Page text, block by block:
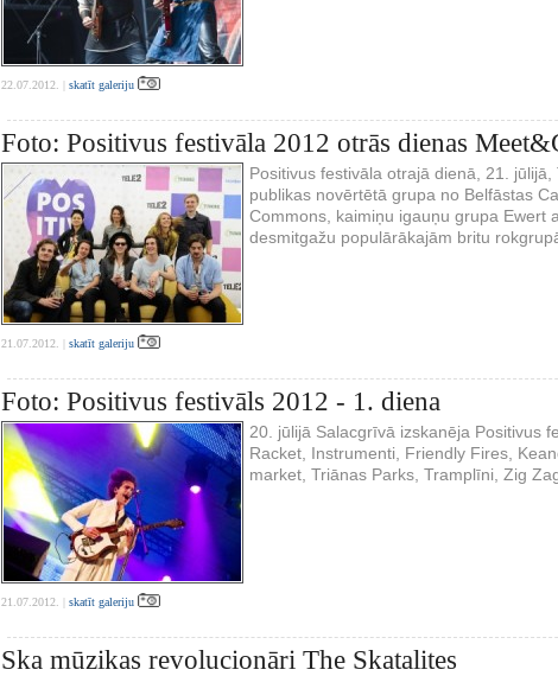
22.07.2012. | skatīt galeriju
Foto: Positivus festivāla 2012 otrās dienas
Positivus festivāla otrajā dienā, 21.
publikas novērtētā grupa no Belfāstas
Commons, kaimiņu igauņu grupa Ewert
desmitgažu populārākajām britu
21.07.2012. | skatīt galeriju
Foto: Positivus festivāls 2012 - 1. diena
20. jūlijā Salacgrīvā izskanēja Positivus
Racket, Instrumenti, Friendly Fires,
market, Triānas Parks, Tramplīni, Zig
21.07.2012. | skatīt galeriju
Ska mūzikas revolucionāri The Skatalites